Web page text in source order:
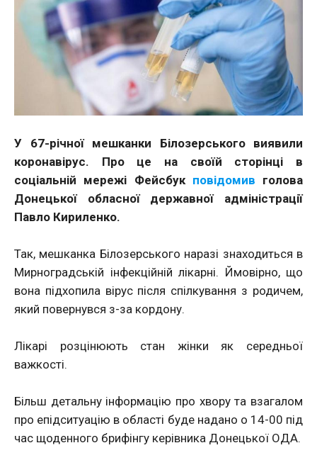
У 67-річної мешканки Білозерського виявили
коронавірус. Про це на своїй сторінці в
соціальній мережі Фейсбук повідомив голова
Донецької обласної державної адміністрації
Павло Кириленко.
Так, мешканка Білозерського наразі знаходиться в
Мирноградській інфекційній лікарні. Ймовірно, що
вона підхопила вірус після спілкування з родичем,
який повернувся з-за кордону.
Лікарі розцінюють стан жінки як середньої
важкості.
Більш детальну інформацію про хвору та взагалом
про епідситуацію в області буде надано о 14-00 під
час щоденного брифінгу керівника Донецької ОДА.